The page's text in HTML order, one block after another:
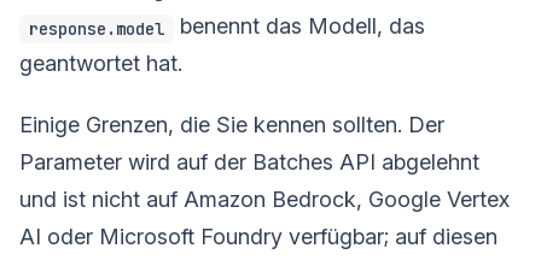
response.model
benennt das Modell, das
geantwortet hat.
Einige Grenzen, die Sie kennen sollten. Der
Parameter wird auf der Batches API abgelehnt
und ist nicht auf Amazon Bedrock, Google Vertex
AI oder Microsoft Foundry verfügbar; auf diesen